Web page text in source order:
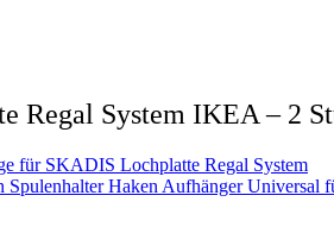
Regal System IKEA – 2
für SKADIS Lochplatte Regal System
Spulenhalter Haken Aufhänger Universal